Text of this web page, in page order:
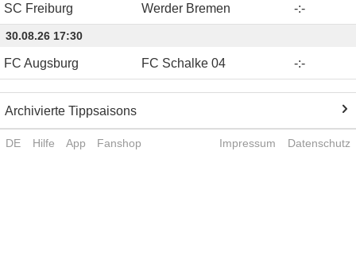
SC Freiburg Werder Bremen -:-
30.08.26 17:30
FC Augsburg FC Schalke 04 -:-
Archivierte Tippsaisons
DE Hilfe App Fanshop Impressum Datenschutz